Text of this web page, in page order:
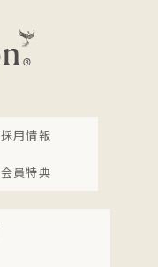
採用情報
会員特典